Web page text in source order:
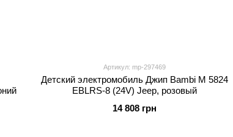
Артикул: mp-297469
Детский электромобиль Джип Bambi M 5824
EBLRS-8 (24V) Jeep, розовый
14 808 грн